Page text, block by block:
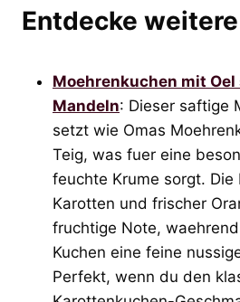
Entdecke
Moehrenkuchen mit
Mandeln: Dieser saftige
setzt wie Omas
Teig, was fuer eine
feuchte Krume sorgt. Die
Karotten und frischer
fruchtige Note,
Kuchen eine feine
Perfekt, wenn du den